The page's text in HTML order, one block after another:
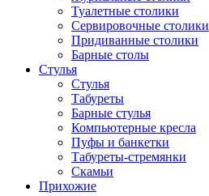
Туалетные столики
Сервировочные столики
Придиванные столики
Барные столы
Стулья
Стулья
Табуреты
Барные стулья
Компьютерные кресла
Пуфы и банкетки
Табуреты-стремянки
Скамьи
Прихожие